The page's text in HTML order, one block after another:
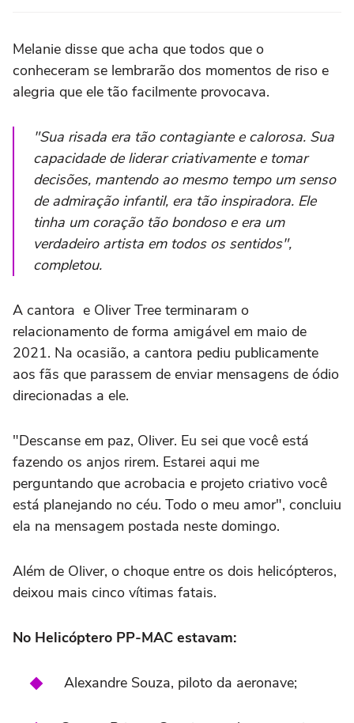
Melanie disse que acha que todos que o
conheceram se lembrarão dos momentos de riso e
alegria que ele tão facilmente provocava.
"Sua risada era tão contagiante e calorosa. Sua
capacidade de liderar criativamente e tomar
decisões, mantendo ao mesmo tempo um senso
de admiração infantil, era tão inspiradora. Ele
tinha um coração tão bondoso e era um
verdadeiro artista em todos os sentidos",
completou.
A cantora e Oliver Tree terminaram o
relacionamento de forma amigável em maio de
2021. Na ocasião, a cantora pediu publicamente
aos fãs que parassem de enviar mensagens de ódio
direcionadas a ele.
"Descanse em paz, Oliver. Eu sei que você está
fazendo os anjos rirem. Estarei aqui me
perguntando que acrobacia e projeto criativo você
está planejando no céu. Todo o meu amor", concluiu
ela na mensagem postada neste domingo.
Além de Oliver, o choque entre os dois helicópteros,
deixou mais cinco vítimas fatais.
No Helicóptero PP-MAC estavam:
Alexandre Souza, piloto da aeronave;